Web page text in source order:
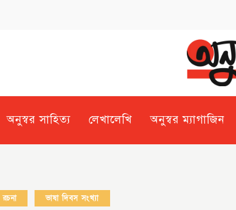
অনুস্বর সাহিত্য লেখালেখি অনুস্বর ম্যাগাজিন
রচনা ভাষা দিবস সংখ্যা